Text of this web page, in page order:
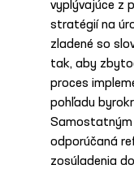
vyplývajúce z
stratégií na
zladené so
tak, aby
proces
pohľadu
Samostatným
odporúčaná
zosúladenia